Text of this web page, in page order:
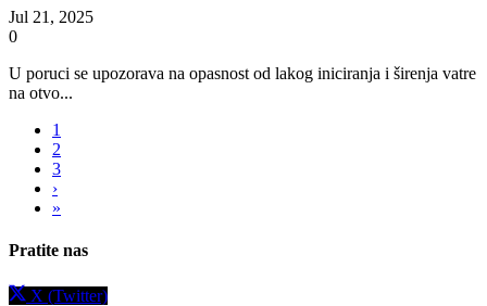
Jul 21, 2025
0
U poruci se upozorava na opasnost od lakog iniciranja i širenja vatre
na otvo...
1
2
3
›
»
Pratite nas
X (Twitter)